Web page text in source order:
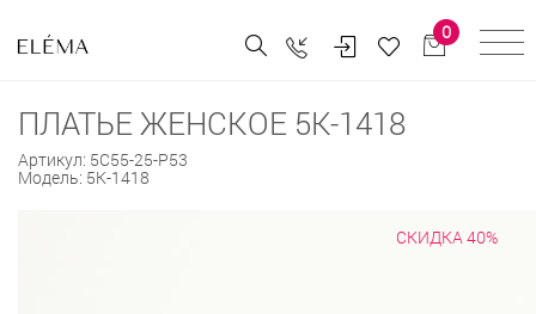
0
ПЛАТЬЕ ЖЕНСКОЕ 5К-1418
Артикул: 5С55-25-Р53
Модель: 5К-1418
СКИДКА 40%